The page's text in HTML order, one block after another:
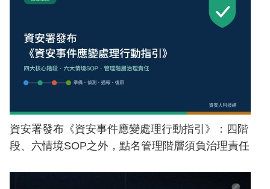
資安署發布《資安事件應變處理行動指引》：四階
段、六情境SOP之外，點名管理階層須負治理責任